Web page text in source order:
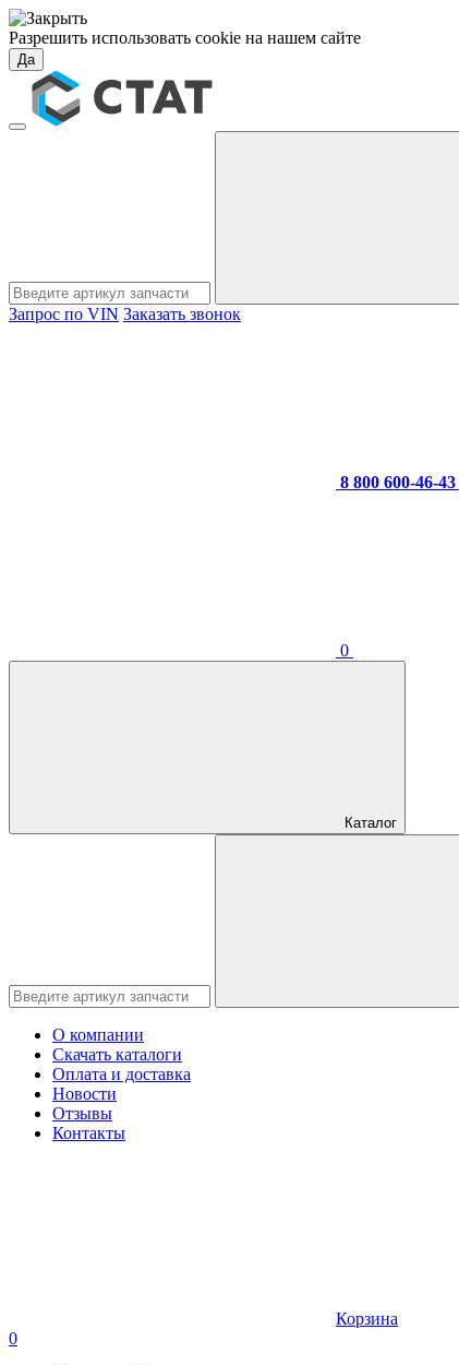
Разрешить использовать cookie на нашем сайте
Да
Запрос по VIN Заказать звонок
8 800 600-46-43
0
Каталог
О компании
Скачать каталоги
Оплата и доставка
Новости
Отзывы
Контакты
Корзина
0